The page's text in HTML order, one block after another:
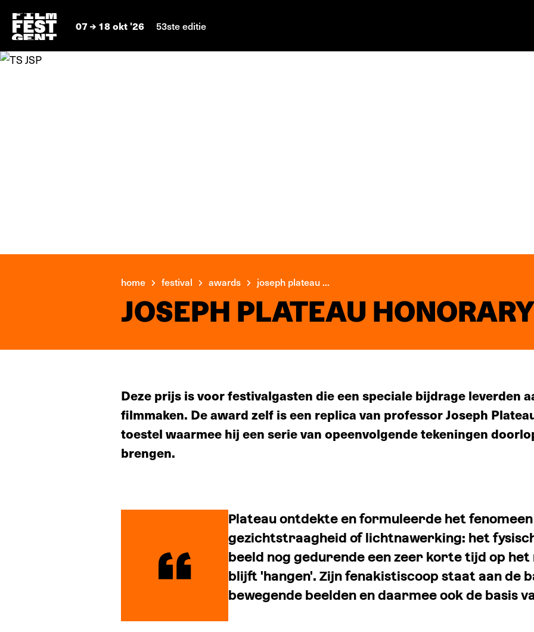
07 18 okt '26 53ste editie
home festival awards joseph plateau ...
JOSEPH PLATEAU
Deze prijs is voor festivalgasten die een speciale bijdrage leverden
filmmaken. De award zelf is een replica van professor Joseph
toestel waarmee hij een serie van opeenvolgende tekeningen
brengen.
Plateau ontdekte en formuleerde het fenomeen
gezichtstraagheid of lichtnawerking: het
beeld nog gedurende een zeer korte tijd op het
blijft 'hangen'. Zijn fenakistiscoop staat aan de
bewegende beelden en daarmee ook de basis